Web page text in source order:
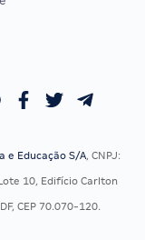
ORDEM
OAB
e Educação S/A, CNPJ:
10, Edifício Carlton
CEP 70.070-120.